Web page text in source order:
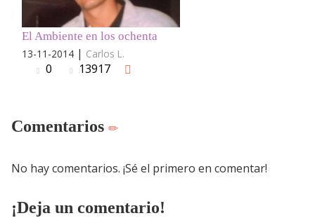
El Ambiente en los ochenta
13-11-2014 | Carlos L.
0 13917
Comentarios
No hay comentarios. ¡Sé el primero en comentar!
¡Deja un comentario!